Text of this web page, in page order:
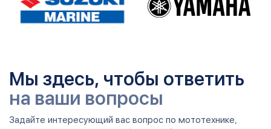
Мы здесь, чтобы ответить
на ваши вопросы
Задайте интересующий вас вопрос по мототехнике,